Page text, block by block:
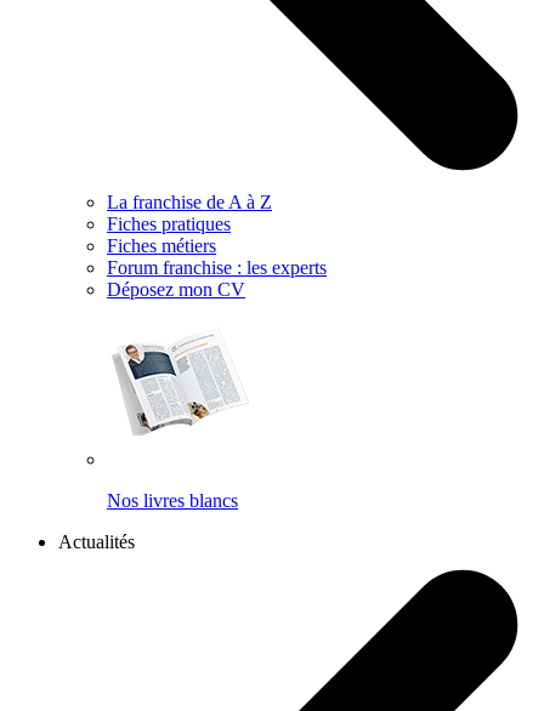
La franchise de A à Z
Fiches pratiques
Fiches métiers
Forum franchise : les experts
Déposez mon CV
Nos livres blancs
Actualités